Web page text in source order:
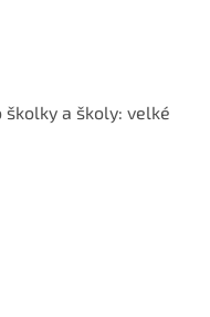
školky a školy: velké